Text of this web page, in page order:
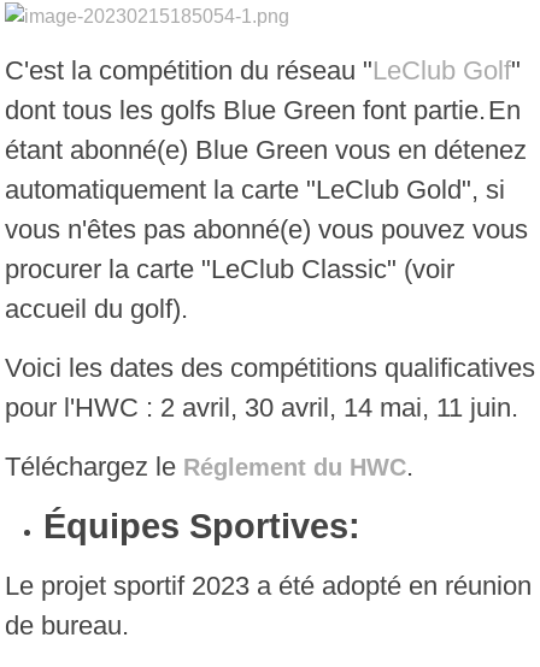
C'est la compétition du réseau "LeClub Golf"
dont tous les golfs Blue Green font partie. En
étant abonné(e) Blue Green vous en détenez
automatiquement la carte "LeClub Gold", si
vous n'êtes pas abonné(e) vous pouvez vous
procurer la carte "LeClub Classic" (voir
accueil du golf).
Voici les dates des compétitions qualificatives
pour l'HWC : 2 avril, 30 avril, 14 mai, 11 juin.
Téléchargez le Réglement du HWC.
Équipes Sportives:
Le projet sportif 2023 a été adopté en réunion
de bureau.